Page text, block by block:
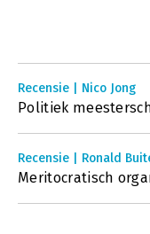
Recensie | Nico Jong
Politiek
Recensie | Ronald
Meritocratisch